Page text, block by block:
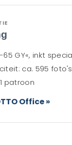
65 GY«, inkt
ca. 595 foto's
patroon
Office »